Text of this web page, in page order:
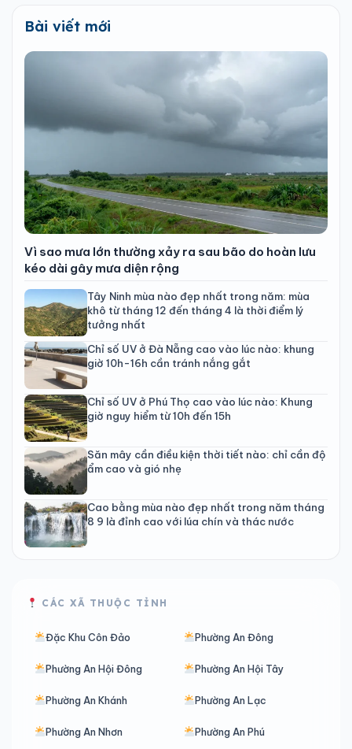
Bài viết mới
Vì sao mưa lớn thường xảy ra sau bão do hoàn lưu
kéo dài gây mưa diện rộng
Tây Ninh mùa nào đẹp nhất trong năm: mùa
khô từ tháng 12 đến tháng 4 là thời điểm lý
tưởng nhất
Chỉ số UV ở Đà Nẵng cao vào lúc nào: khung
giờ 10h-16h cần tránh nắng gắt
Chỉ số UV ở Phú Thọ cao vào lúc nào: Khung
giờ nguy hiểm từ 10h đến 15h
Săn mây cần điều kiện thời tiết nào: chỉ cần độ
ẩm cao và gió nhẹ
Cao bằng mùa nào đẹp nhất trong năm tháng
8 9 là đỉnh cao với lúa chín và thác nước
CÁC XÃ THUỘC TỈNH
Đặc Khu Côn Đảo Phường An Đông
Phường An Hội Đông Phường An Hội Tây
Phường An Khánh Phường An Lạc
Phường An Nhơn Phường An Phú